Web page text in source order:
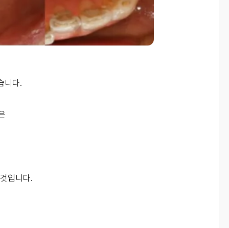
니다.
입니다.